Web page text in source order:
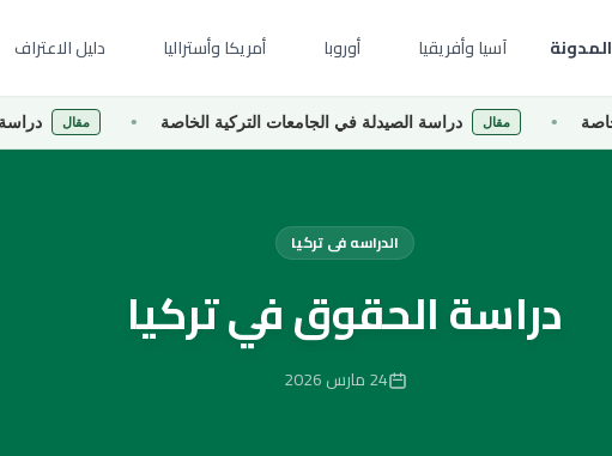
المدونة آسيا وأفريقيا أوروبا أمريكا وأستراليا دليل الاعتراف
مقال دراسة الصيدلة في الجامعات التركية الخاصة مقال دراسة إدارة
الدراسه فى تركيا
دراسة الحقوق في تركيا
24 مارس 2026